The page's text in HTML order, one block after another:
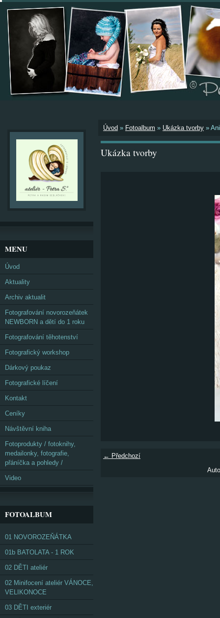
Úvod » Fotoalbum » Ukázka tvorby »
Ukázka tvorby
← Předchozí
MENU
Úvod
Aktuality
Archiv aktualit
Fotografování novorozeňátek
NEWBORN a dětí do 1 roku
Fotografování těhotenství
Fotografický workshop
Dárkový poukaz
Fotografické líčení
Kontakt
Ceníky
Návštěvní kniha
Fotoprodukty / fotoknihy,
medailonky, fotografie,
přáníčka a pohledy /
Video
FOTOALBUM
01 NOVOROZEŇÁTKA
01b BATOLATA - 1 ROK
02 DĚTI ateliér
02 Minifocení ateliér VÁNOCE,
VELIKONOCE
03 DĚTI exteriér